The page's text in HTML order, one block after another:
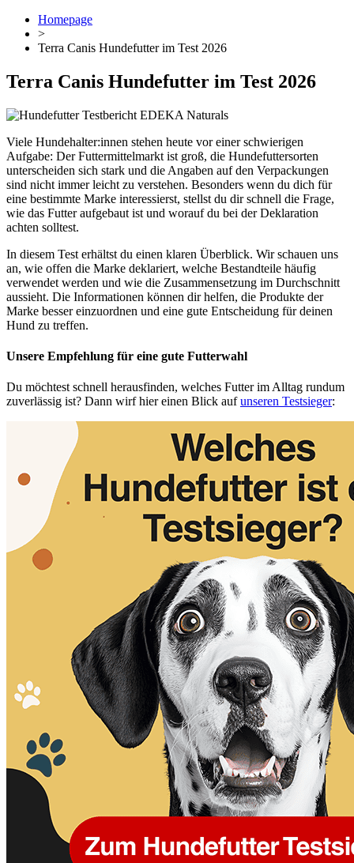
Homepage
>
Terra Canis Hundefutter im Test 2026
Terra Canis Hundefutter im Test 2026
Viele Hundehalter:innen stehen heute vor einer schwierigen
Aufgabe: Der Futtermittelmarkt ist groß, die Hundefuttersorten
unterscheiden sich stark und die Angaben auf den Verpackungen
sind nicht immer leicht zu verstehen. Besonders wenn du dich für
eine bestimmte Marke interessierst, stellst du dir schnell die Frage,
wie das Futter aufgebaut ist und worauf du bei der Deklaration
achten solltest.
In diesem Test erhältst du einen klaren Überblick. Wir schauen uns
an, wie offen die Marke deklariert, welche Bestandteile häufig
verwendet werden und wie die Zusammensetzung im Durchschnitt
aussieht. Die Informationen können dir helfen, die Produkte der
Marke besser einzuordnen und eine gute Entscheidung für deinen
Hund zu treffen.
Unsere Empfehlung für eine gute Futterwahl
Du möchtest schnell herausfinden, welches Futter im Alltag rundum
zuverlässig ist? Dann wirf hier einen Blick aufunseren Testsieger: